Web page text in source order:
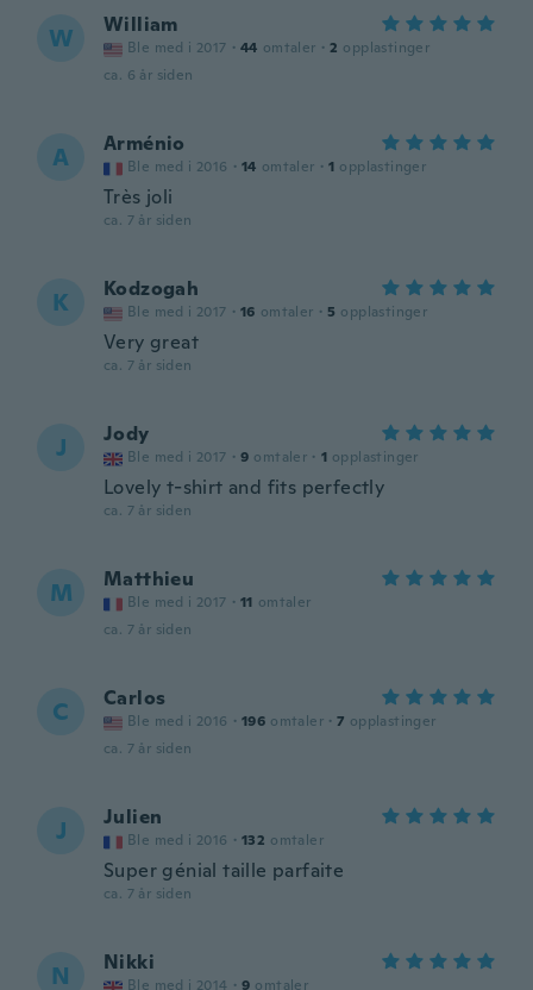
W William
Ble med i 2017 · 44 omtaler · 2 opplastinger
ca. 6 år siden
A Arménio
Ble med i 2016 · 14 omtaler · 1 opplastinger
Très joli
ca. 7 år siden
K Kodzogah
Ble med i 2017 · 16 omtaler · 5 opplastinger
Very great
ca. 7 år siden
J Jody
Ble med i 2017 · 9 omtaler · 1 opplastinger
Lovely t-shirt and fits perfectly
ca. 7 år siden
M Matthieu
Ble med i 2017 · 11 omtaler
ca. 7 år siden
C Carlos
Ble med i 2016 · 196 omtaler · 7 opplastinger
ca. 7 år siden
J Julien
Ble med i 2016 · 132 omtaler
Super génial taille parfaite
ca. 7 år siden
N Nikki
Ble med i 2014 · 9 omtaler